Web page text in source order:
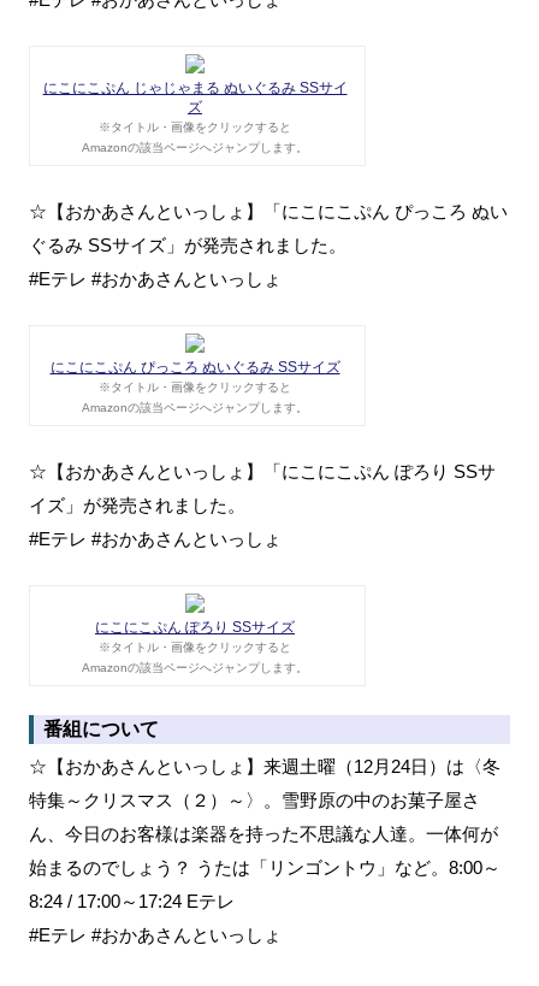
にこにこぷん じゃじゃまる ぬいぐるみ SSサイ
ズ
※タイトル・画像をクリックすると
Amazonの該当ページへジャンプします。
☆【おかあさんといっしょ】「にこにこぷん ぴっころ ぬい
ぐるみ SSサイズ」が発売されました。
#Eテレ #おかあさんといっしょ
にこにこぷん ぴっころ ぬいぐるみ SSサイズ
※タイトル・画像をクリックすると
Amazonの該当ページへジャンプします。
☆【おかあさんといっしょ】「にこにこぷん ぽろり SSサ
イズ」が発売されました。
#Eテレ #おかあさんといっしょ
にこにこぷん ぽろり SSサイズ
※タイトル・画像をクリックすると
Amazonの該当ページへジャンプします。
番組について
☆【おかあさんといっしょ】来週土曜（12月24日）は〈冬
特集～クリスマス（２）～〉。雪野原の中のお菓子屋さ
ん、今日のお客様は楽器を持った不思議な人達。一体何が
始まるのでしょう？ うたは「リンゴントウ」など。8:00～
8:24 / 17:00～17:24 Eテレ
#Eテレ #おかあさんといっしょ